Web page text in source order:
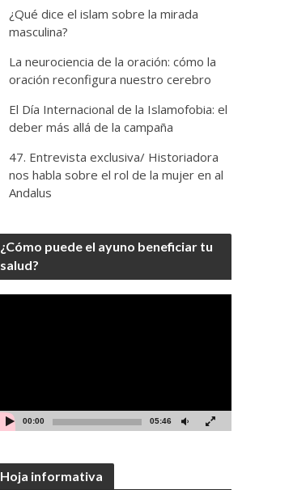
¿Qué dice el islam sobre la mirada
masculina?
La neurociencia de la oración: cómo la
oración reconfigura nuestro cerebro
El Día Internacional de la Islamofobia: el
deber más allá de la campaña
47. Entrevista exclusiva/ Historiadora
nos habla sobre el rol de la mujer en al
Andalus
¿Cómo puede el ayuno beneficiar tu
salud?
00:00 05:46
Hoja informativa